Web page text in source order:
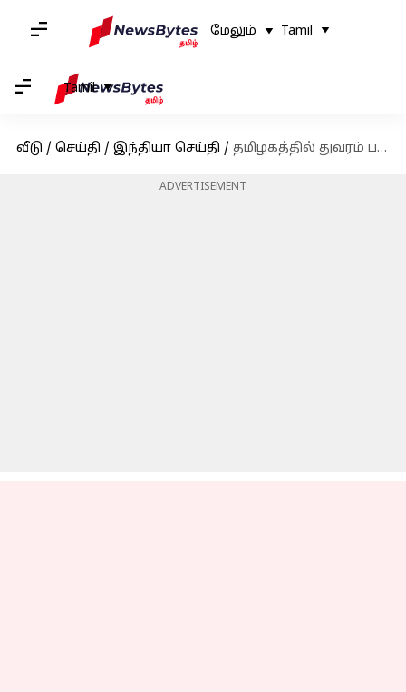
மேலும் Tamil
Tamil
வீடு / செய்தி / இந்தியா செய்தி / தமிழகத்தில் துவரம் பருப்பின் விலை திடீர் உயர்வு
ADVERTISEMENT